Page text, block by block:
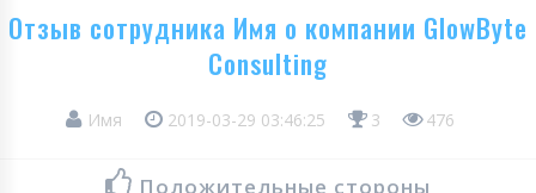
Отзыв сотрудника Имя о компании GlowByte
Consulting
Имя 2019-03-29 03:46:25 3 476
Положительные стороны